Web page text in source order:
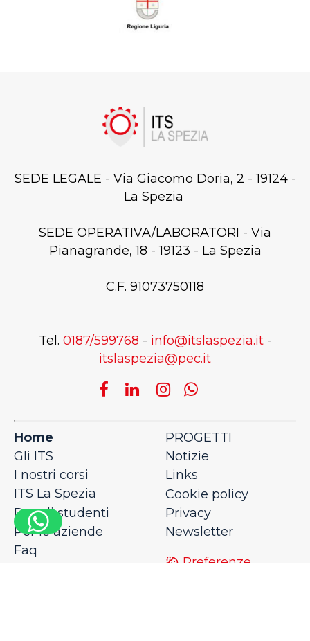
SEDE LEGALE - Via Giacomo Doria, 2 - 19124 -
La Spezia
SEDE OPERATIVA/LABORATORI - Via
Pianagrande, 18 - 19123 - La Spezia
C.F. 91073750118
Tel. 0187/599768 - info@itslaspezia.it-
itslaspezia@pec.it
Home
Gli ITS
I nostri corsi
ITS La Spezia
Per gli studenti
Per le aziende
Faq
PROGETTI
Notizie
Links
Cookie policy
Privacy
Newsletter
Preferenze